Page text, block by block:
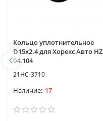
Кольцо уплотнительное
D15x2.4 для Хорекс Авто HZ
04.104
21HC-3710
17